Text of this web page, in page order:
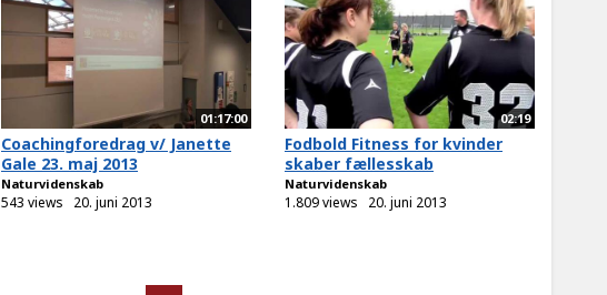
01:17:00
Coachingforedrag v/ Janette
Gale 23. maj 2013
Naturvidenskab
543 views 20. juni 2013
02:19
Fodbold Fitness for kvinder
skaber fællesskab
Naturvidenskab
1.809 views 20. juni 2013